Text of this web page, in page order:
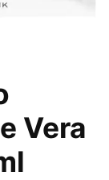
Vera